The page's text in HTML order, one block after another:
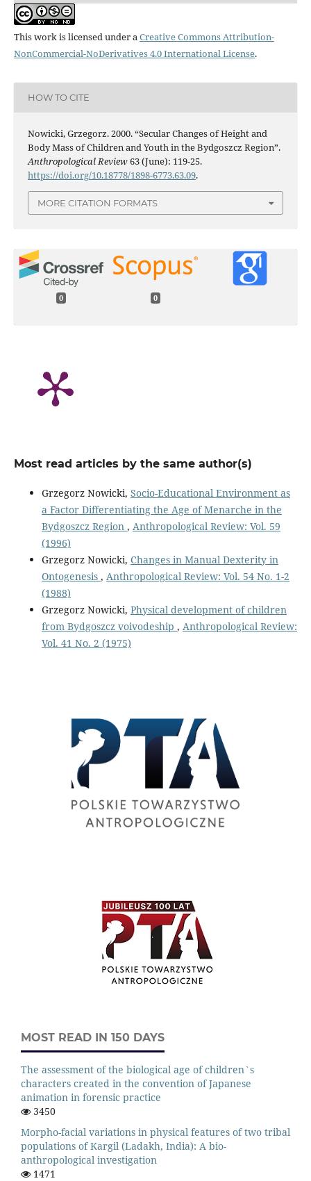
This work is licensed under a Creative Commons Attribution-
NonCommercial-NoDerivatives 4.0 International License.
HOW TO CITE
Nowicki, Grzegorz. 2000. “Secular Changes of Height and
Body Mass of Children and Youth in the Bydgoszcz Region”.
Anthropological Review63 (June): 119-25.
https://doi.org/10.18778/1898-6773.63.09.
MORE CITATION FORMATS
0 0
Most read articles by the same author(s)
Grzegorz Nowicki, Socio-Educational Environment as
a Factor Differentiating the Age of Menarche in the
Bydgoszcz Region , Anthropological Review: Vol. 59
(1996)
Grzegorz Nowicki, Changes in Manual Dexterity in
Ontogenesis , Anthropological Review: Vol. 54 No. 1-2
(1988)
Grzegorz Nowicki, Physical development of children
from Bydgoszcz voivodeship , Anthropological Review:
Vol. 41 No. 2 (1975)
MOST READ IN 150 DAYS
The assessment of the biological age of children`s
characters created in the convention of Japanese
animation in forensic practice
3450
Morpho-facial variations in physical features of two tribal
populations of Kargil (Ladakh, India): A bio-
anthropological investigation
1471